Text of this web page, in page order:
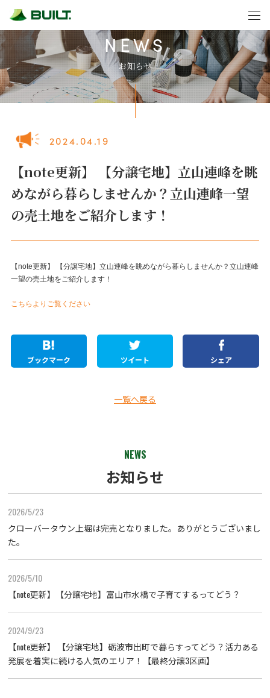
NEWS
お知らせ
2024.04.19
【note更新】 【分譲宅地】立山連峰を眺
めながら暮らしませんか？立山連峰一望
の売土地をご紹介します！
【note更新】 【分譲宅地】立山連峰を眺めながら暮らしませんか？立山連峰
一望の売土地をご紹介します！
こちらよりご覧ください
ブックマーク ツイート シェア
一覧へ戻る
NEWS
お知らせ
2026/5/23
クローバータウン上堀は完売となりました。ありがとうございまし
た。
2026/5/10
【note更新】【分譲宅地】富山市水橋で子育てするってどう？
2024/9/23
【note更新】 【分譲宅地】砺波市出町で暮らすってどう？活力ある
発展を着実に続ける人気のエリア！【最終分譲3区画】